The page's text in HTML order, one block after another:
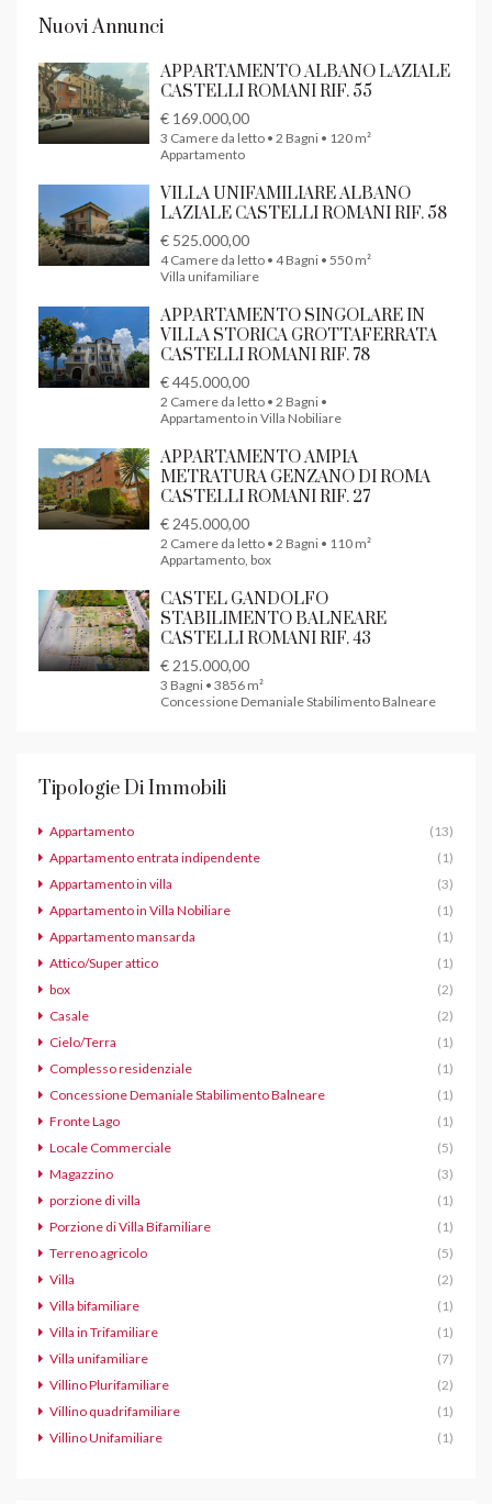
Nuovi Annunci
APPARTAMENTO ALBANO LAZIALE
CASTELLI ROMANI RIF. 55
€ 169.000,00
3 Camere da letto • 2 Bagni • 120 m²
Appartamento
VILLA UNIFAMILIARE ALBANO
LAZIALE CASTELLI ROMANI RIF. 58
€ 525.000,00
4 Camere da letto • 4 Bagni • 550 m²
Villa unifamiliare
APPARTAMENTO SINGOLARE IN
VILLA STORICA GROTTAFERRATA
CASTELLI ROMANI RIF. 78
€ 445.000,00
2 Camere da letto • 2 Bagni •
Appartamento in Villa Nobiliare
APPARTAMENTO AMPIA
METRATURA GENZANO DI ROMA
CASTELLI ROMANI RIF. 27
€ 245.000,00
2 Camere da letto • 2 Bagni • 110 m²
Appartamento, box
CASTEL GANDOLFO
STABILIMENTO BALNEARE
CASTELLI ROMANI RIF. 43
€ 215.000,00
3 Bagni • 3856 m²
Concessione Demaniale Stabilimento Balneare
Tipologie Di Immobili
Appartamento
(13)
Appartamento entrata indipendente
(1)
Appartamento in villa
(3)
Appartamento in Villa Nobiliare
(1)
Appartamento mansarda
(1)
Attico/Super attico
(1)
box
(2)
Casale
(2)
Cielo/Terra
(1)
Complesso residenziale
(1)
Concessione Demaniale Stabilimento Balneare
(1)
Fronte Lago
(1)
Locale Commerciale
(5)
Magazzino
(3)
porzione di villa
(1)
Porzione di Villa Bifamiliare
(1)
Terreno agricolo
(5)
Villa
(2)
Villa bifamiliare
(1)
Villa in Trifamiliare
(1)
Villa unifamiliare
(7)
Villino Plurifamiliare
(2)
Villino quadrifamiliare
(1)
Villino Unifamiliare
(1)